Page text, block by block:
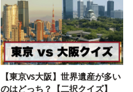
【東京vs大阪】世界遺産が多い
のはどっち？【二択クイズ】